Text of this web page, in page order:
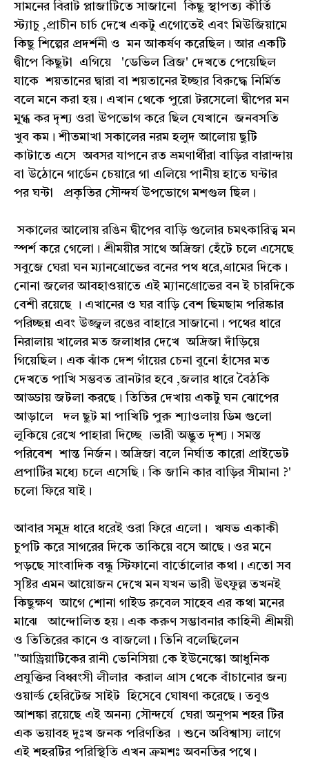
সামনের বিরাট প্লাজাটিতে সাজানো কিছু স্থাপত্য কীর্তি
স্ট্যাচু ,প্রাচীন চার্চ দেখে একটু এগোতেই এবং মিউজিয়ামে
কিছু শিল্পের প্রদর্শনী ও মন আকর্ষণ করেছিল। আর একটি
দ্বীপে কিছুটা এগিয়ে 'ডেভিল ব্রিজ' দেখতে পেয়েছিল
যাকে শয়তানের দ্বারা বা শয়তানের ইচ্ছার বিরুদ্ধে নির্মিত
বলে মনে করা হয়। এখান থেকে পুরো টরসেলো দ্বীপের মন
মুগ্ধ কর দৃশ্য ওরা উপভোগ করে ছিল যেখানে জনবসতি
খুব কম। শীতমাখা সকালের নরম হলুদ আলোয় ছুটি
কাটাতে এসে অবসর যাপনে রত ভ্রমণার্থীরা বাড়ির বারান্দায়
বা উঠোনে গার্ডেন চেয়ারে গা এলিয়ে পানীয় হাতে ঘন্টার
পর ঘন্টা প্রকৃতির সৌন্দর্য উপভোগে মশগুল ছিল।
সকালের আলোয় রঙিন দ্বীপের বাড়ি গুলোর চমৎকারিত্ব মন
স্পর্শ করে গেলো। শ্রীময়ীর সাথে অদ্রিজা হেঁটে চলে এসেছে
সবুজে ঘেরা ঘন ম্যানগ্রোভের বনের পথ ধরে,গ্রামের দিকে।
নোনা জলের আবহাওয়াতে এই ম্যানগ্রোভের বন ই চারদিকে
বেশী রয়েছে । এখানের ও ঘর বাড়ি বেশ ছিমছাম পরিষ্কার
পরিচ্ছন্ন এবং উজ্জ্বল রঙের বাহারে সাজানো। পথের ধারে
নিরালায় খালের মত জলাধার দেখে অদ্রিজা দাঁড়িয়ে
গিয়েছিল। এক ঝাঁক দেশ গাঁয়ের চেনা বুনো হাঁসের মত
দেখতে পাখি সম্ভবত ব্রানটার হবে ,জলার ধারে বৈঠকি
আড্ডায় জটলা করছে। তিতির দেখায় একটু ঘন ঝোপের
আড়ালে দল ছুট মা পাখিটি পুরু শ্যাওলায় ডিম গুলো
লুকিয়ে রেখে পাহারা দিচ্ছে ।ভারী অদ্ভুত দৃশ্য। সমস্ত
পরিবেশ শান্ত নির্জন। অদ্রিজা বলে নির্ঘাত কারো প্রাইভেট
প্রপার্টির মধ্যে চলে এসেছি। কি জানি কার বাড়ির সীমানা ?'
চলো ফিরে যাই।
আবার সমুদ্র ধারে ধরেই ওরা ফিরে এলো। ঋষভ একাকী
চুপটি করে সাগরের দিকে তাকিয়ে বসে আছে। ওর মনে
পড়ছে সাংবাদিক বন্ধু স্টিফানো বার্তোলোর কথা। এতো সব
সৃষ্টির এমন আয়োজন দেখে মন যখন ভারী উৎফুল্ল তখনই
কিছুক্ষণ আগে শোনা গাইড রুবেল সাহেব এর কথা মনের
মাঝে আন্দোলিত হয়। এক করুণ সম্ভাবনার কাহিনী শ্রীময়ী
ও তিতিরের কানে ও বাজলো। তিনি বলেছিলেন
''আড্রিয়াটিকের রানী ভেনিসিয়া কে ইউনেস্কো আধুনিক
প্রযুক্তির বিধ্বংসী লীলার করাল গ্রাস থেকে বাঁচানোর জন্য
ওয়ার্ল্ড হেরিটেজ সাইট হিসেবে ঘোষণা করেছে। তবুও
আশঙ্কা রয়েছে এই অনন্য সৌন্দর্যে ঘেরা অনুপম শহর টির
এক ভয়াবহ দুঃখ জনক পরিণতির । শুনে অবিশ্বাস্য লাগে
এই শহরটির পরিস্থিতি এখন ক্রমশঃ অবনতির পথে।